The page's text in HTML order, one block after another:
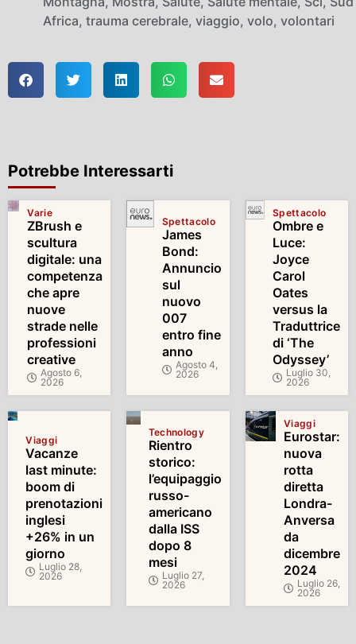
Africa, trauma cerebrale, viaggio, volo, volontari
Potrebbe Interessarti
Varie
ZBrush e
scultura
digitale: una
competenza
che apre
nuove
strade nelle
professioni
creative
Agosto 6,
2026
Spettacolo
James
Bond:
Annuncio
sul
nuovo
007
entro fine
anno
Agosto 4,
2026
Spettacolo
Ombre e
Luce:
Joyce
Carol
Oates
versus la
Traduttrice
di ‘The
Odyssey’
Luglio 30,
2026
Viaggi
Vacanze
last minute:
boom di
prenotazioni
inglesi
+26% in un
giorno
Luglio 28,
2026
Technology
Rientro
storico:
l’equipaggio
russo-
americano
dalla ISS
dopo 8
mesi
Luglio 27,
2026
Viaggi
Eurostar:
nuova
rotta
diretta
Londra-
Anversa
da
dicembre
2024
Luglio 26,
2026